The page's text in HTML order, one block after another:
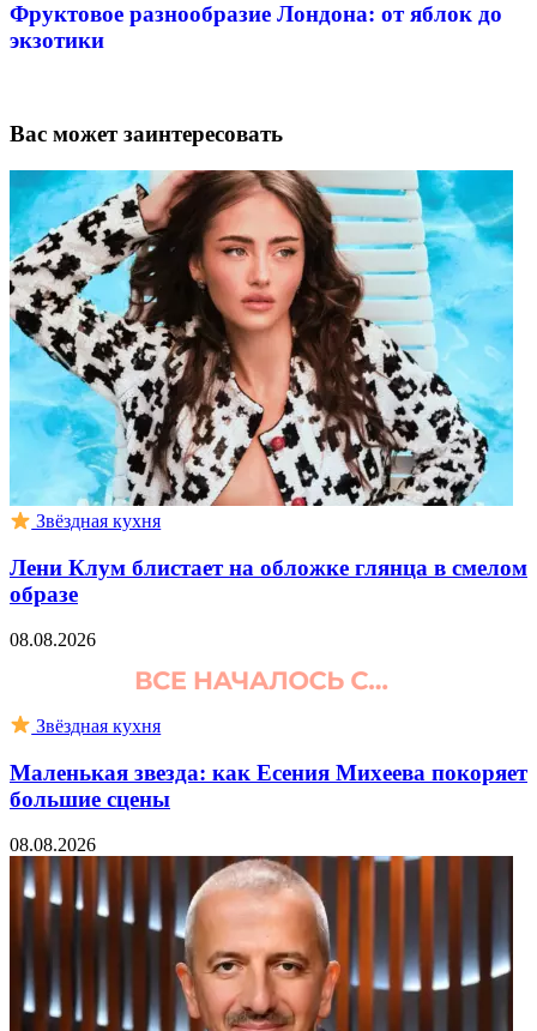
Фруктовое разнообразие Лондона: от яблок до
экзотики
Вас может заинтересовать
Звёздная кухня
Лени Клум блистает на обложке глянца в смелом
образе
08.08.2026
Звёздная кухня
Маленькая звезда: как Есения Михеева покоряет
большие сцены
08.08.2026